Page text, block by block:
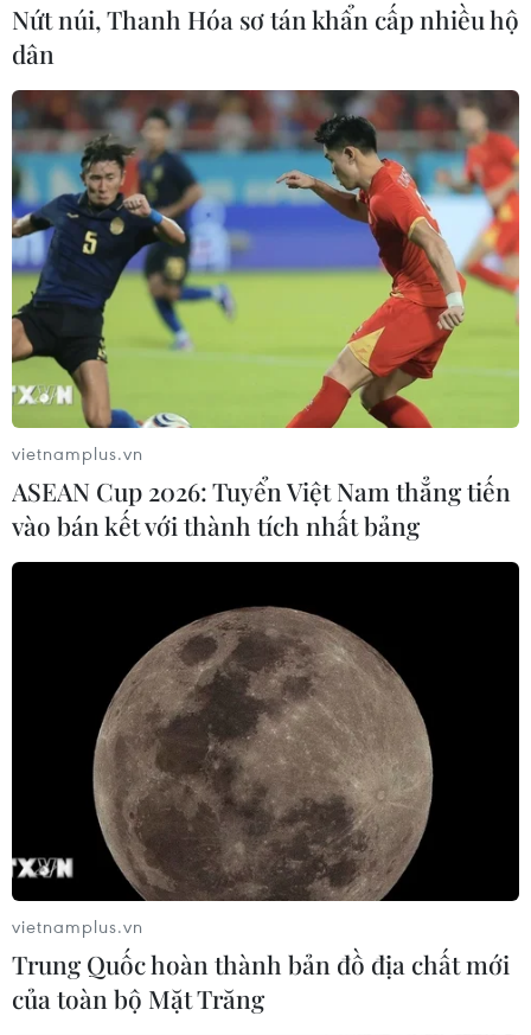
Nứt núi, Thanh Hóa sơ tán khẩn cấp nhiều hộ
dân
vietnamplus.vn
ASEAN Cup 2026: Tuyển Việt Nam thẳng tiến
vào bán kết với thành tích nhất bảng
vietnamplus.vn
Trung Quốc hoàn thành bản đồ địa chất mới
của toàn bộ Mặt Trăng